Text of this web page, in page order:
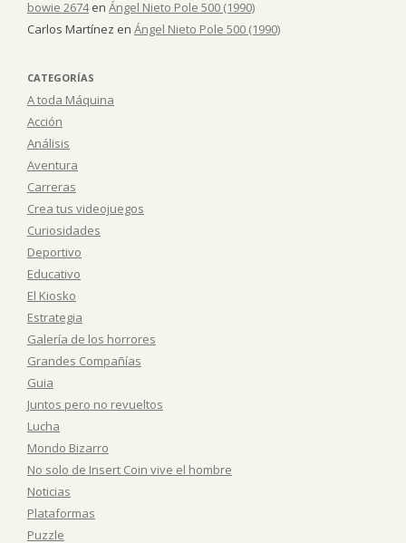
bowie 2674en Ángel Nieto Pole 500 (1990)
Carlos Martínez en Ángel Nieto Pole 500 (1990)
CATEGORÍAS
A toda Máquina
Acción
Análisis
Aventura
Carreras
Crea tus videojuegos
Curiosidades
Deportivo
Educativo
El Kiosko
Estrategia
Galería de los horrores
Grandes Compañías
Guia
Juntos pero no revueltos
Lucha
Mondo Bizarro
No solo de Insert Coin vive el hombre
Noticias
Plataformas
Puzzle